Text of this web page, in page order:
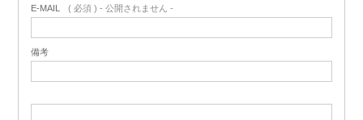
E-MAIL ( 必須 ) - 公開されません -
備考